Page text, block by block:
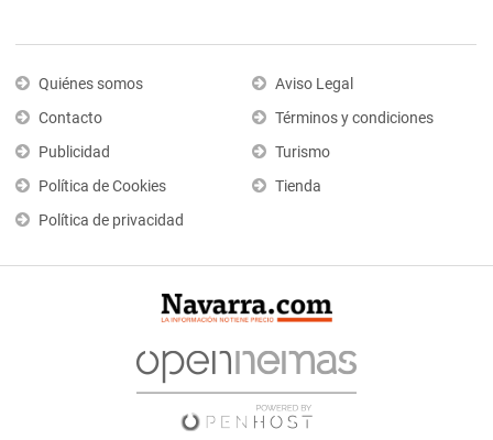
Quiénes somos
Contacto
Publicidad
Política de Cookies
Política de privacidad
Aviso Legal
Términos y condiciones
Turismo
Tienda